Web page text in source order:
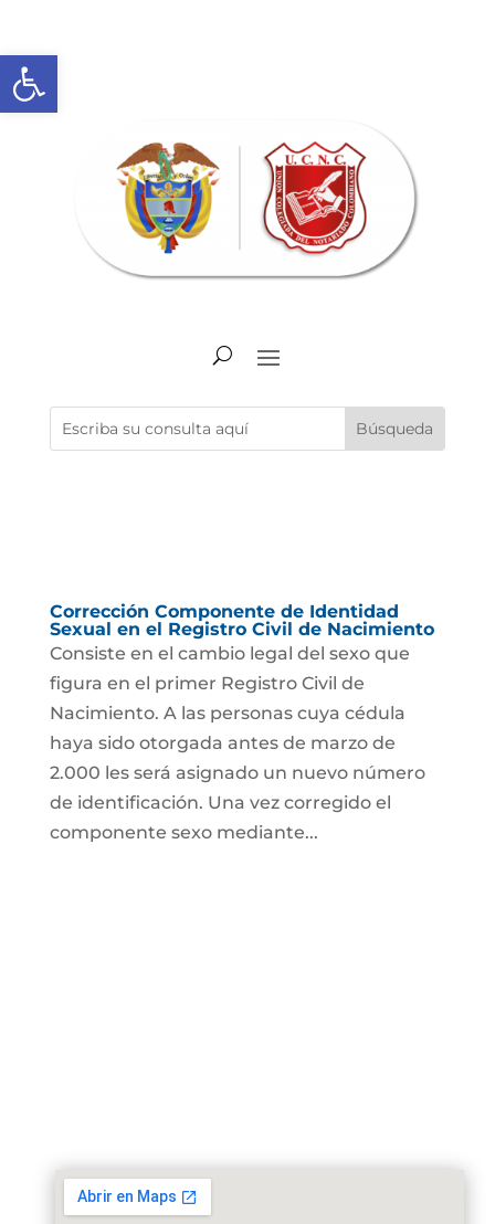
Abrir barra de herramientas
Corrección Componente de Identidad
Sexual en el Registro Civil de Nacimiento
Consiste en el cambio legal del sexo que
figura en el primer Registro Civil de
Nacimiento. A las personas cuya cédula
haya sido otorgada antes de marzo de
2.000 les será asignado un nuevo número
de identificación. Una vez corregido el
componente sexo mediante...